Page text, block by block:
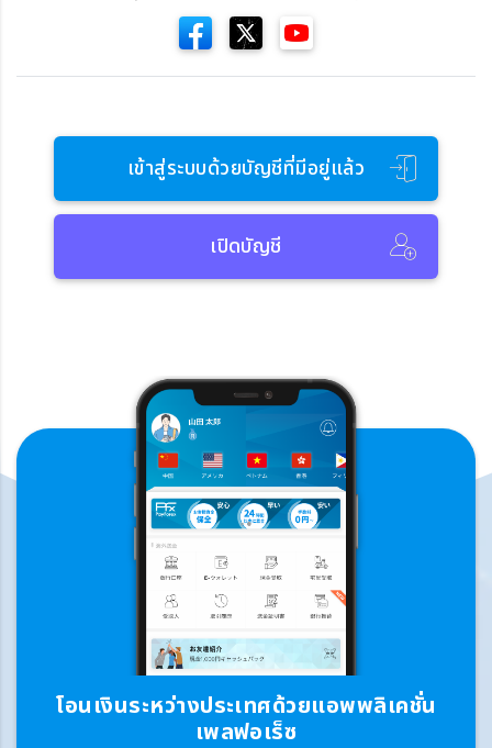
เข้าสู่ระบบด้วยบัญชีที่มีอยู่แล้ว
เปิดบัญชี
โอนเงินระหว่างประเทศด้วยแอพพลิเคชั่น
เพลฟอเร็ซ